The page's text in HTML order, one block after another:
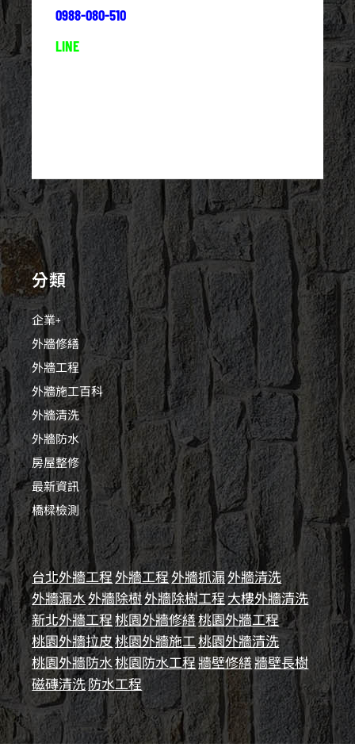
0988-080-510
LINE
分類
企業+
外牆修繕
外牆工程
外牆施工百科
外牆清洗
外牆防水
房屋整修
最新資訊
橋樑檢測
台北外牆工程 外牆工程外牆抓漏外牆清洗
外牆漏水外牆除樹外牆除樹工程 大樓外牆清洗
新北外牆工程 桃園外牆修繕桃園外牆工程
桃園外牆拉皮桃園外牆施工 桃園外牆清洗
桃園外牆防水 桃園防水工程牆壁修繕牆壁長樹
磁磚清洗防水工程